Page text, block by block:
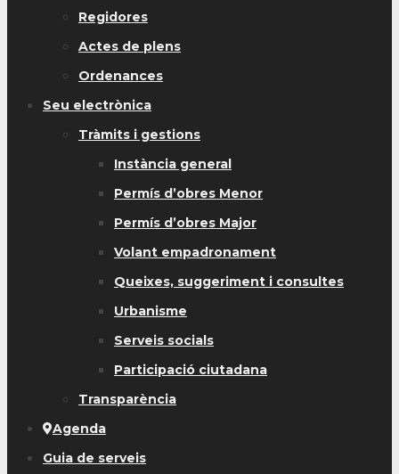
Regidores
Actes de plens
Ordenances
Seu electrònica
Tràmits i gestions
Instància general
Permís d’obres Menor
Permís d’obres Major
Volant empadronament
Queixes, suggeriment i consultes
Urbanisme
Serveis socials
Participació ciutadana
Transparència
Agenda
Guia de serveis